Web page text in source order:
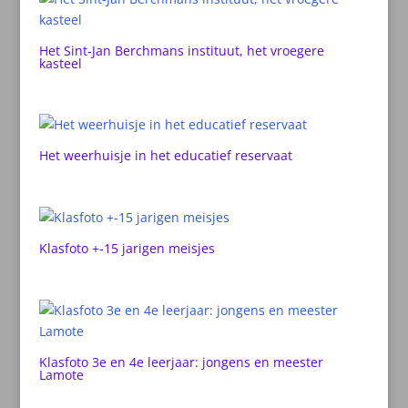
Het Sint-Jan Berchmans instituut, het vroegere
kasteel
Het weerhuisje in het educatief reservaat
Klasfoto +-15 jarigen meisjes
Klasfoto 3e en 4e leerjaar: jongens en meester
Lamote